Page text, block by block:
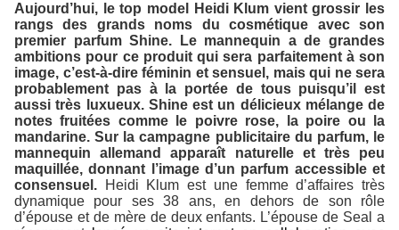
Aujourd’hui, le top model Heidi Klum vient grossir les
rangs des grands noms du cosmétique avec son
premier parfumShine. Le mannequin a de grandes
ambitions pour ce produit qui sera parfaitement à son
image, c’est-à-dire féminin et sensuel, mais qui ne sera
probablement pas à la portée de tous puisqu’il est
aussi très luxueux. Shineest un délicieux mélange de
notes fruitées comme le poivre rose, la poire ou la
mandarine. Sur la campagne publicitaire du parfum, le
mannequin allemand apparaît naturelle et très peu
maquillée, donnant l’image d’un parfum accessible et
consensuel.
Heidi Klum est une femme d’affaires très
dynamique pour ses 38 ans, en dehors de son rôle
d’épouse et de mère de deux enfants. L’épouse de Seal a